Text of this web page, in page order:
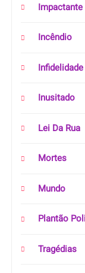
Impactante
Incêndio
Infidelidade
Inusitado
Lei Da Rua
Mortes
Mundo
Plantão
Tragédias